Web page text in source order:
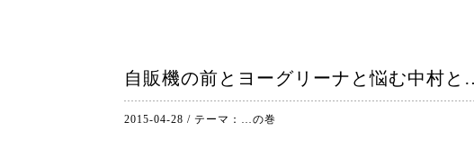
自販機の前とヨーグリーナと悩む中村
2015-04-28 / テーマ： …の巻